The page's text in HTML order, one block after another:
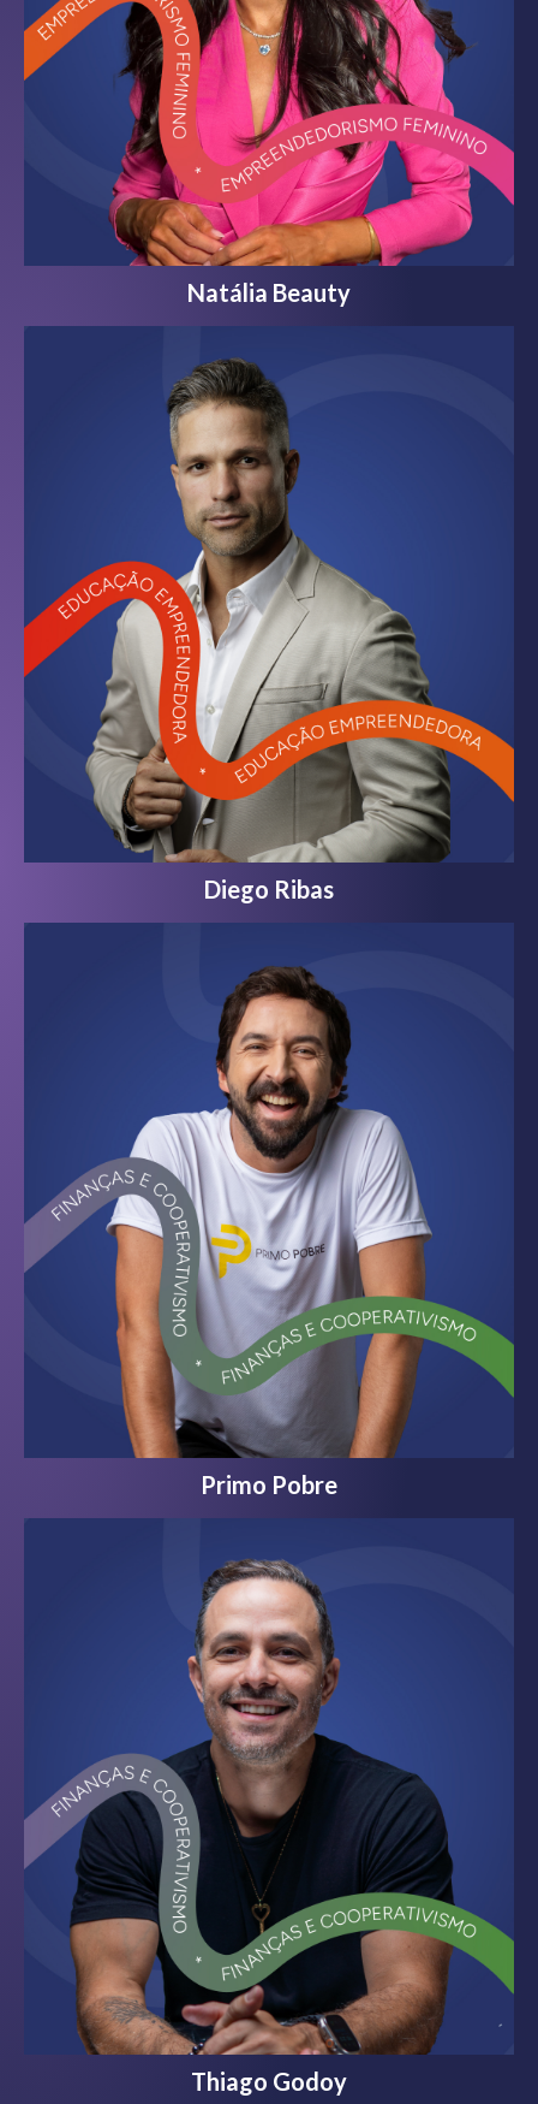
Natália Beauty
Diego Ribas
Primo Pobre
Thiago Godoy